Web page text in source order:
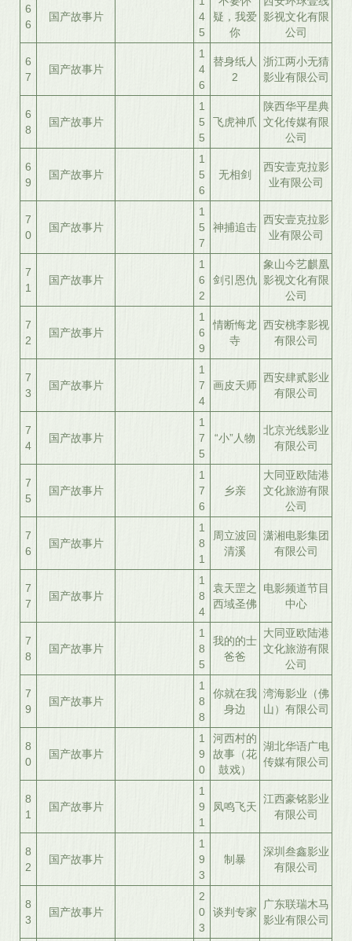
6
6
国产故事片
4
5
疑，我爱
你
影视文化有限
公司
6
7
国产故事片
1
4
6
替身纸人
2
浙江两小无猜
影业有限公司
6
8
国产故事片
1
5
5
飞虎神爪
陕西华平星典
文化传媒有限
公司
6
9
国产故事片
1
5
6
无相剑
西安壹克拉影
业有限公司
7
0
国产故事片
1
5
7
神捕追击
西安壹克拉影
业有限公司
7
1
国产故事片
1
6
2
剑引恩仇
象山今艺麒凰
影视文化有限
公司
7
2
国产故事片
1
6
9
情断悔龙
寺
西安桃李影视
有限公司
7
3
国产故事片
1
7
4
画皮天师
西安肆贰影业
有限公司
7
4
国产故事片
1
7
5
“小”人物
北京光线影业
有限公司
7
5
国产故事片
1
7
6
乡亲
大同亚欧陆港
文化旅游有限
公司
7
6
国产故事片
1
8
1
周立波回
清溪
潇湘电影集团
有限公司
7
7
国产故事片
1
8
4
袁天罡之
西域圣佛
电影频道节目
中心
7
8
国产故事片
1
8
5
我的的士
爸爸
大同亚欧陆港
文化旅游有限
公司
7
9
国产故事片
1
8
8
你就在我
身边
湾海影业（佛
山）有限公司
8
0
国产故事片
1
9
0
河西村的
故事（花
鼓戏）
湖北华语广电
传媒有限公司
8
1
国产故事片
1
9
1
凤鸣飞天
江西豪铭影业
有限公司
8
2
国产故事片
1
9
3
制暴
深圳叁鑫影业
有限公司
8
3
国产故事片
2
0
3
谈判专家
广东联瑞木马
影业有限公司